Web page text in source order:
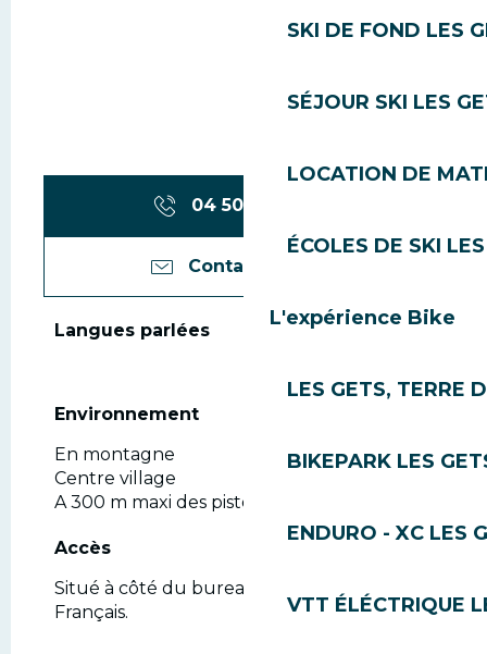
SKI DE FOND LES
SÉJOUR SKI LES
LOCATION DE
ÉCOLES DE SKI
L'expérience Bike
LES GETS, TERRE
BIKEPARK LES
ENDURO - XC LES
VTT ÉLÉCTRIQUE
04 50 75 80
Contactez-nous
Langues parlées
Langues parlées
Environnement
Environnement
En montagne
Centre village
A 300 m maxi des pistes
Accès
Accès
Situé à côté du bureau de l'Ecole de Ski
Français.